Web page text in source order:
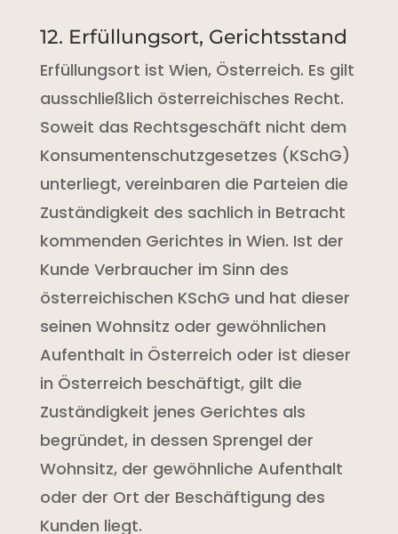
12. Erfüllungsort, Gerichtsstand
Erfüllungsort ist Wien, Österreich. Es gilt
ausschließlich österreichisches Recht.
Soweit das Rechtsgeschäft nicht dem
Konsumentenschutzgesetzes (KSchG)
unterliegt, vereinbaren die Parteien die
Zuständigkeit des sachlich in Betracht
kommenden Gerichtes in Wien. Ist der
Kunde Verbraucher im Sinn des
österreichischen KSchG und hat dieser
seinen Wohnsitz oder gewöhnlichen
Aufenthalt in Österreich oder ist dieser
in Österreich beschäftigt, gilt die
Zuständigkeit jenes Gerichtes als
begründet, in dessen Sprengel der
Wohnsitz, der gewöhnliche Aufenthalt
oder der Ort der Beschäftigung des
Kunden liegt.